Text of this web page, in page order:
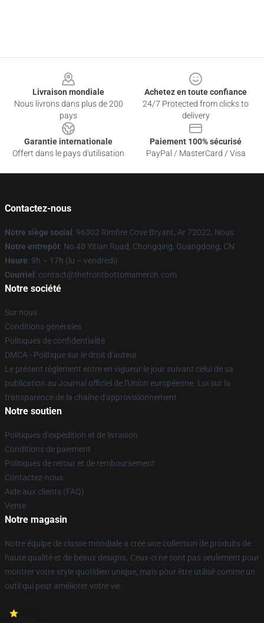
Livraison mondiale
Nous livrons dans plus de 200
pays
Achetez en toute confiance
24/7 Protected from clicks to
delivery
Garantie internationale
Offert dans le pays d'utilisation
Paiement 100% sécurisé
PayPal / MasterCard / Visa
Contactez-nous
Notre siège social : 96302 Rimfire Cove Bryant, Ar 72022, Nous
Notre entrepôt: No 48 Yitian Road, Chongqing, Guangdong, CN
Heure: 9h – 17h (lu – vendredi)
Courriel : contact@thefrontbottomsmerch.com
Notre société
Sur nous
Conditions générales
Politiques de confidentialité
DMCA - Politique sur le droit d'auteur
Le présent règlement entre en vigueur le jour suivant celui de sa
publication au Journal officiel de l'Union européenne. Loi sur la
transparence de la chaîne d'approvisionnement
Notre soutien
Politiques d'expédition et de livraison
Conditions de paiement
Politiques de retour et de remboursement
Contactez-nous
Aide aux clients (FAQ)
Vente
Notre magasin
Notre équipe de classe mondiale a créé une collection de produits de
haute qualité et de beaux designs. Ceux-ci ne sont pas seulement pour
montrer votre style quotidien unique, mais pour être utilisé comme un
outil qui peut améliorer votre vie.